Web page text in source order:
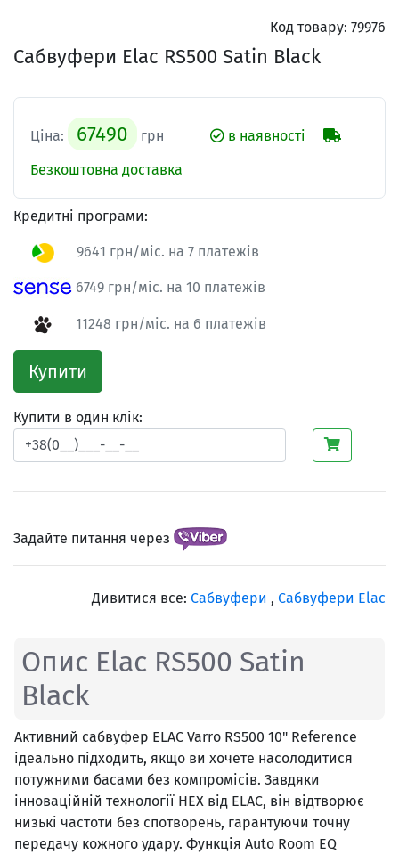
Код товару: 79976
Сабвуфери Elac RS500 Satin Black
Ціна: 67490 грн
в наявності
Безкоштовна доставка
Кредитні програми:
9641 грн/міс. на 7 платежів
6749 грн/міс. на 10 платежів
11248 грн/міс. на 6 платежів
Купити
Купити в один клік:
Задайте питання через
Дивитися все: Сабвуфери , Сабвуфери Elac
Опис Elac RS500 Satin
Black
Активний сабвуфер ELAC Varro RS500 10" Reference
ідеально підходить, якщо ви хочете насолодитися
потужними басами без компромісів. Завдяки
інноваційній технології HEX від ELAC, він відтворює
низькі частоти без спотворень, гарантуючи точну
передачу кожного удару. Функція Auto Room EQ